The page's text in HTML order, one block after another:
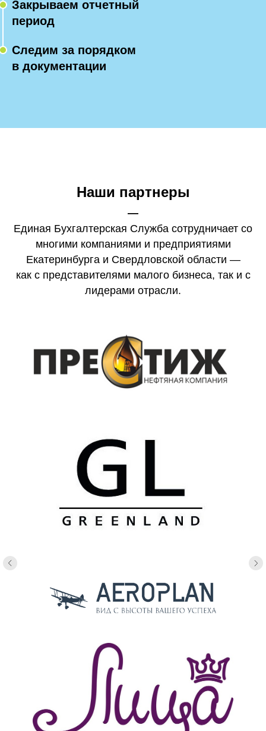
Закрываем отчетный
период
Следим за порядком
в документации
Наши партнеры
—
Единая Бухгалтерская Служба сотрудничает со
многими компаниями и предприятиями
Екатеринбурга и Свердловской области —
как с представителями малого бизнеса, так и с
лидерами отрасли.